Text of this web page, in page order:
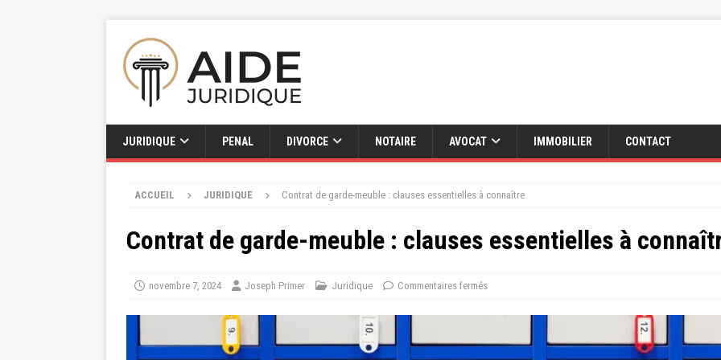
JURIDIQUE PENAL DIVORCE NOTAIRE AVOCAT IMMOBILIER CONTACT
ACCUEIL JURIDIQUE Contrat de garde-meuble : clauses essentielles à connaître
Contrat de garde-meuble : clauses essentielles à
novembre 7, 2024 Joseph Primer Juridique Commentaires fermés